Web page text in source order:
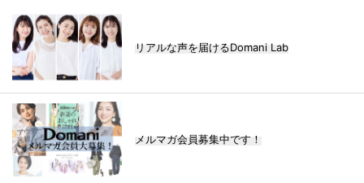
リアルな声を届けるDomani Lab
メルマガ会員募集中です！